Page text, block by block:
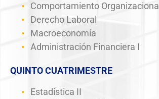
Comportamiento Organizacional
Derecho Laboral
Macroeconomía
Administración Financiera I
QUINTO CUATRIMESTRE
Estadística II